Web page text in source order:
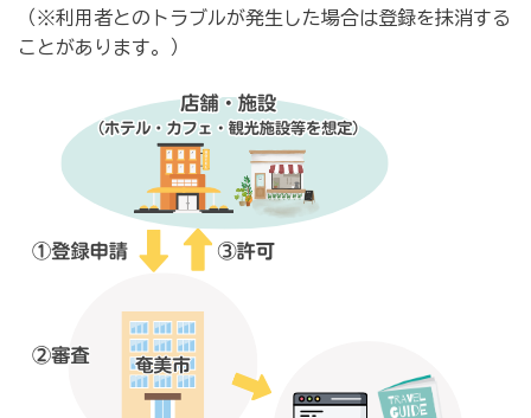
（※利用者とのトラブルが発生した場合は登録を抹消する
ことがあります。）